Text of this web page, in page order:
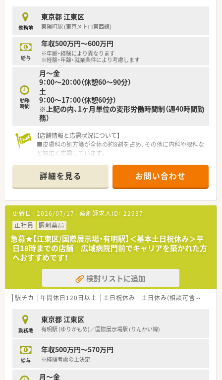
数・加算を得ておりますので、診療報酬改定にも耐えられる基盤
が整っております。
◎地に足をつけたペースで毎年出店を計画されており、着実に成
長している企業です。
◎幅広い年齢層の薬剤師が活躍されており、20～60代まで幅広
い年齢層の薬剤師が活躍中です。毎年、学生実習も受け入れてお
り、新卒の採用もされておりますので活気がある雰囲気の薬局が
多くなっています。一方でベテランの社員も多く、60代になって
も働ける環境が整っています（薬剤師平均年齢は45歳です）。
◎薬剤師の自由裁量性が高く、マニュアルや数字に縛られず、の
びのびと仕事ができます。
≪店舗特徴≫
ております。
◎最寄りから徒歩すぐの立地で通勤の負担が少なめです。
◎大通り沿いに面しているので、夜の帰宅時間も安心です
◎木曜日が定休日のため、プライベートの予定が立てやすいです
勤務地
東京都 江東区
東陽町駅 (東京メトロ東西線)
給与
年収500万円～600万円
※年齢・経験により異なります
※経験・年齢・就業条件により考慮します
勤務
時間
月～金
9：00～20：00（休憩60～90分）
土
9：00～17：00（休憩60分）
※上記の内、1ヶ月単位の変形労働時間制（週40時間勤
務）
【店舗情報と応需状況について】
■皮膚科の処方箋が全体の約8割を占め、その他に内科や眼科な
ど幅広く応需しています。
担当します。
■調剤室も広く、調剤棚やテーブルについても整理整頓がされて
います。
■薬剤師は常勤1名、パート3名。30～50代の方が活躍中。皆さま
丁寧で分かりやすい説明をされています。
【法人特徴について】
■親会社が不動産会社であるため、非常に安定した経営基盤を持
っていることが強みです。
■地域に根差した展開を進めており、転居を伴う異動の心配がな
く安心して働けます。
■今後も新規出店を計画しており、会社の成長と共にキャリアを
築いていける環境です。
【勤務実態について】
間を大切にできます。
■年間休日120日以上に加え、夏季休暇として5日間の休暇を取
得することが可能です。
などにも柔軟に対応できます。
詳細を見る お問い合わせ
更新日： 2026/07/17 薬剤師求人ID： 22937
正社員
調剤薬局
急募★【江東区/国際展示場・有明駅】＜基本土日祝休み＞平
日18時までの店舗｜広域病院門前でキャリアを築かれた方
へおすすめです！
検討リストに追加
駅チカ 年間休日120日以上 土日祝休み 土日休み(相談可含む)
勤務地
東京都 江東区
有明駅 (ゆりかもめ)／国際展示場駅 (りんかい線)
給与
年収500万円～570万円
※経験考慮の上決定
月～金